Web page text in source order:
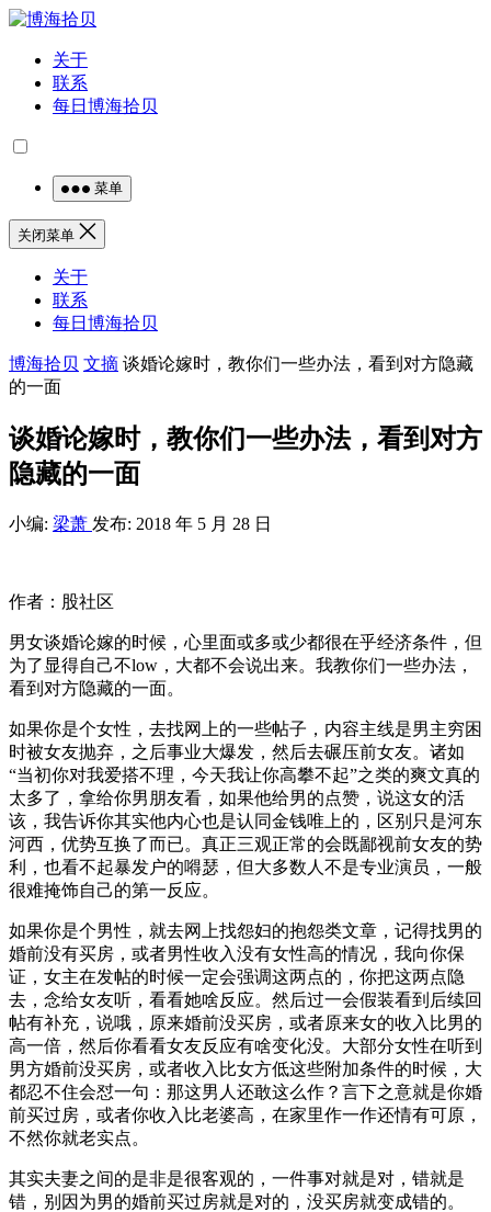
关于
联系
每日博海拾贝
菜单
关闭菜单
关于
联系
每日博海拾贝
博海拾贝 文摘 谈婚论嫁时，教你们一些办法，看到对方隐藏
的一面
谈婚论嫁时，教你们一些办法，看到对方
隐藏的一面
小编: 梁萧 发布: 2018 年 5 月 28 日
作者：股社区
男女谈婚论嫁的时候，心里面或多或少都很在乎经济条件，但
为了显得自己不low，大都不会说出来。我教你们一些办法，
看到对方隐藏的一面。
如果你是个女性，去找网上的一些帖子，内容主线是男主穷困
时被女友抛弃，之后事业大爆发，然后去碾压前女友。诸如
“当初你对我爱搭不理，今天我让你高攀不起”之类的爽文真的
太多了，拿给你男朋友看，如果他给男的点赞，说这女的活
该，我告诉你其实他内心也是认同金钱唯上的，区别只是河东
河西，优势互换了而已。真正三观正常的会既鄙视前女友的势
利，也看不起暴发户的嘚瑟，但大多数人不是专业演员，一般
很难掩饰自己的第一反应。
如果你是个男性，就去网上找怨妇的抱怨类文章，记得找男的
婚前没有买房，或者男性收入没有女性高的情况，我向你保
证，女主在发帖的时候一定会强调这两点的，你把这两点隐
去，念给女友听，看看她啥反应。然后过一会假装看到后续回
帖有补充，说哦，原来婚前没买房，或者原来女的收入比男的
高一倍，然后你看看女友反应有啥变化没。大部分女性在听到
男方婚前没买房，或者收入比女方低这些附加条件的时候，大
都忍不住会怼一句：那这男人还敢这么作？言下之意就是你婚
前买过房，或者你收入比老婆高，在家里作一作还情有可原，
不然你就老实点。
其实夫妻之间的是非是很客观的，一件事对就是对，错就是
错，别因为男的婚前买过房就是对的，没买房就变成错的。